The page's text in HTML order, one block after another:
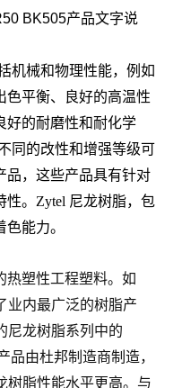
BK505产品文字说
机械和物理性能，例如
色平衡、良好的高温性
好的耐磨性和耐化学
同的改性和增强等级可
品，这些产品具有针对
性。Zytel 尼龙树脂，包
能力。
热塑性工程塑料。如
业内最广泛的树脂产
尼龙树脂系列中的
品由杜邦制造商制造，
树脂性能水平更高。与